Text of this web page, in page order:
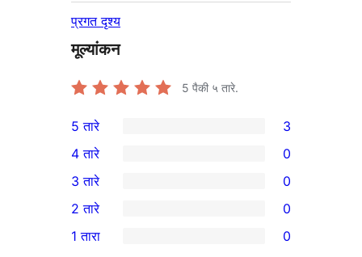
प्रगत दृश्य
मूल्यांकन
5 पैकी ५ तारे.
3
5-
तारांकित
परीक्षणे
5 तारे 3
4-
तारांकित
परीक्षणे
4 तारे 0
0
3-
तारांकित
3 तारे 0
2-
2 तारे 0
1 तारा 0